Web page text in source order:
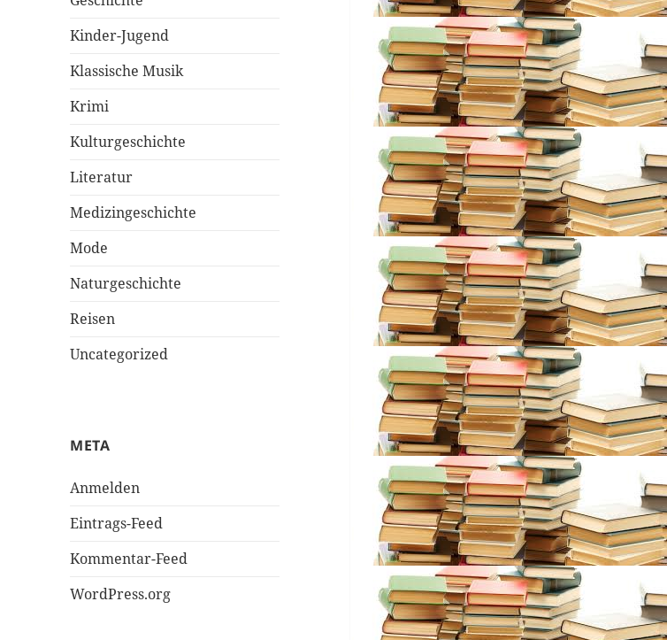
Kinder-Jugend
Klassische Musik
Krimi
Kulturgeschichte
Literatur
Medizingeschichte
Mode
Naturgeschichte
Reisen
Uncategorized
META
Anmelden
Eintrags-Feed
Kommentar-Feed
WordPress.org